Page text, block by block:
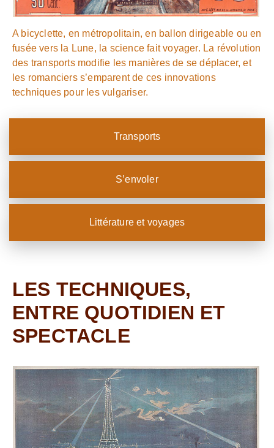
A bicyclette, en métropolitain, en ballon dirigeable ou en
fusée vers la Lune, la science fait voyager. La révolution
des transports modifie les manières de se déplacer, et
les romanciers s’emparent de ces innovations
techniques pour les vulgariser.
Transports
S’envoler
Littérature et voyages
LES TECHNIQUES,
ENTRE QUOTIDIEN ET
SPECTACLE